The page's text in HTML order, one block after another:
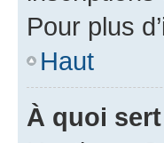
Pour plus
Haut
À quoi